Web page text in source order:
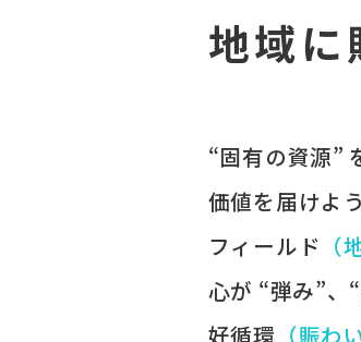
地域に
“固有の​資源”
価値を​届けよ
フィールド （
心が​ “弾み”、
好循環 （賑わ